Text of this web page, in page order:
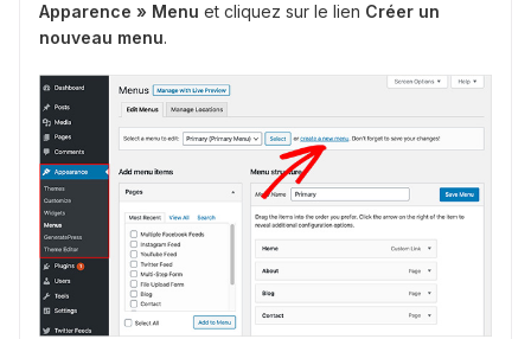
Apparence » Menu et cliquez sur le lien Créer un
nouveau menu.